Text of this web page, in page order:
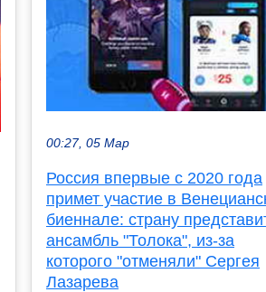
00:27, 05 Мар
Россия впервые с 2020 года
примет участие в
биеннале: страну
ансамбль "Толока", из-за
которого "отменяли" Сергея
Лазарева